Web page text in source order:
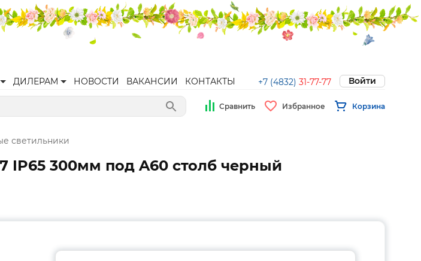
ДИЛЕРАМ НОВОСТИ ВАКАНСИИ КОНТАКТЫ +7 (4832) 31-77-77 Войти
Сравнить Избранное Корзина
светильники
IP65 300мм под A60 столб черный